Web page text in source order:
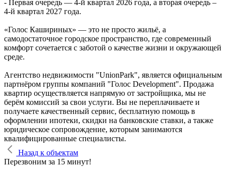
- Первая очередь — 4‑й квартал 2026 года, а вторая очередь –
4-й квартал 2027 года.
«Голос Кашириных» — это не просто жильё, а
самодостаточное городское пространство, где современный
комфорт сочетается с заботой о качестве жизни и окружающей
среде.
Агентство недвижимости "UnionPark", является официальным
партнёром группы компаний "Голос Development". Продажа
квартир осуществляется напрямую от застройщика, мы не
берём комиссий за свои услуги. Вы не переплачиваете и
получаете качественный сервис, бесплатную помощь в
оформлении ипотеки, скидки на банковские ставки, а также
юридическое сопровождение, которым занимаются
квалифицированные специалисты.
Назад к объектам
Перезвоним за 15 минут!